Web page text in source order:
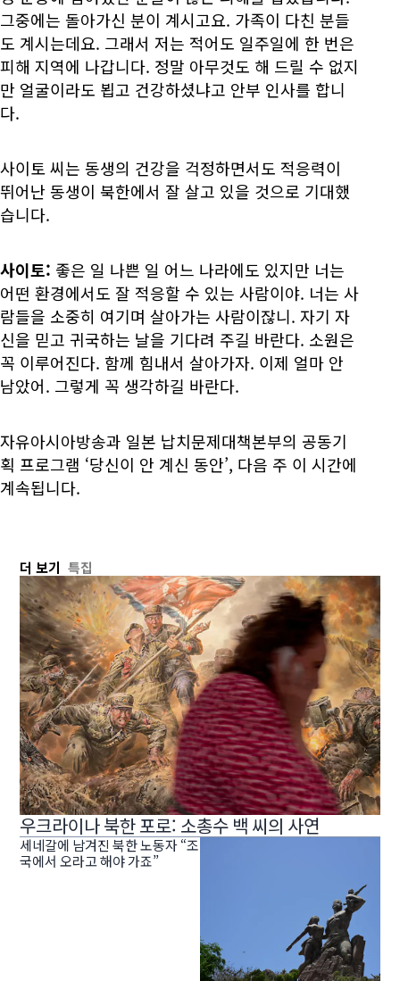
그중에는 돌아가신 분이 계시고요. 가족이 다친 분들
도 계시는데요. 그래서 저는 적어도 일주일에 한 번은
피해 지역에 나갑니다. 정말 아무것도 해 드릴 수 없지
만 얼굴이라도 뵙고 건강하셨냐고 안부 인사를 합니
다.
사이토 씨는 동생의 건강을 걱정하면서도 적응력이
뛰어난 동생이 북한에서 잘 살고 있을 것으로 기대했
습니다.
사이토: 좋은 일 나쁜 일 어느 나라에도 있지만 너는
어떤 환경에서도 잘 적응할 수 있는 사람이야. 너는 사
람들을 소중히 여기며 살아가는 사람이잖니. 자기 자
신을 믿고 귀국하는 날을 기다려 주길 바란다. 소원은
꼭 이루어진다. 함께 힘내서 살아가자. 이제 얼마 안
남았어. 그렇게 꼭 생각하길 바란다.
자유아시아방송과 일본 납치문제대책본부의 공동기
획 프로그램 ‘당신이 안 계신 동안’, 다음 주 이 시간에
계속됩니다.
더 보기 특집
우크라이나 북한 포로: 소총수 백 씨의 사연
세네갈에 남겨진 북한 노동자 “조
국에서 오라고 해야 가죠”